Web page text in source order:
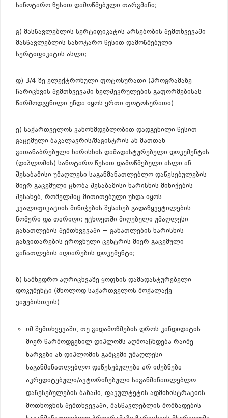
სანოტარო წესით დამოწმებული თარგმანი;
გ) მასწავლებლის სერტიფიკატის არსებობის შემთხვევაში
მასწავლებლის სანოტარო წესით დამოწმებული
სერტიფიკატის ასლი;
დ) 3/4-ზე ელექტრონული ფოტოსურათი (პროგრამაზე
ჩარიცხვის შემთხვევაში ხელშეკრულების გაფორმებისას
წარმოდგენილი უნდა იყოს ერთი ფოტოსურათი).
ე) საქართველოს კანონმდებლობით დადგენილი წესით
გაცემული ბაკალავრის/მაგისტრის ან მათთან
გათანაბრებული ხარისხის დამადასტურებელი დოკუმენტის
(დიპლომის) სანოტარო წესით დამოწმებული ასლი ან
შესაბამისი უმაღლესი საგანმანათლებლო დაწესებულების
მიერ გაცემული ცნობა შესაბამისი ხარისხის მინიჭების
შესახებ, რომელშიც მითითებული უნდა იყოს
კვალიფიკაციის მინიჭების შესახებ გადაწყვეტილების
ნომერი და თარიღი; უცხოეთში მიღებული უმაღლესი
განათლების შემთხვევაში − განათლების ხარისხის
განვითარების ეროვნული ცენტრის მიერ გაცემული
განათლების აღიარების დოკუმენტი;
ზ) სამხედრო აღრიცხვაზე ყოფნის დამადასტურებელი
დოკუმენტი (მხოლოდ საქართველოს მოქალაქე
ვაჟებისთვის).
იმ შემთხვევაში, თუ გადამოწმების დროს კანდიდატის
მიერ წარმოდგენილ დიპლომს აღმოაჩნდება რაიმე
ხარვეზი ან დიპლომის გამცემი უმაღლესი
საგანმანათლებლო დაწესებულება არ იძებნება
აკრედიტებული/ავტორიზებული საგანმანათლებლო
დაწესებულების ბაზაში, ფაკულტეტის ადმინისტრაციის
მოთხოვნის შემთხვევაში, მასწავლებლის მომზადების